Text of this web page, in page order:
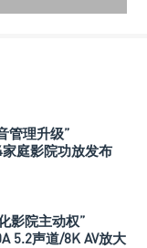
管理升级”
家庭影院功放发布
影院主动权”
5.2声道/8K AV放大